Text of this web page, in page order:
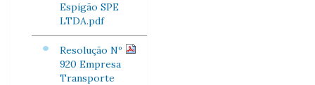
Espigão SPE
LTDA.pdf
Resolução Nº
920 Empresa
Transporte